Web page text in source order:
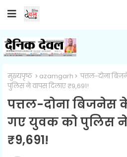
मुख्यपृष्ठ azamgarh
पत्तल-दोना
पुलिस ने वापस दिलाए ₹9,691!
पत्तल-दोना बिजनेस
गए युवक को पुलिस ने
₹9,691!